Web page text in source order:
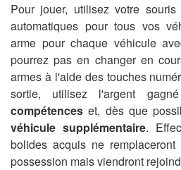
Pour jouer, utilisez votre
automatiques pour tous vos
arme pour chaque véhicule
pourrez pas en changer en
armes à l'aide des touches
sortie, utilisez l'argent
compétences et, dès que
véhicule supplémentaire.
bolides acquis ne
possession mais viendront